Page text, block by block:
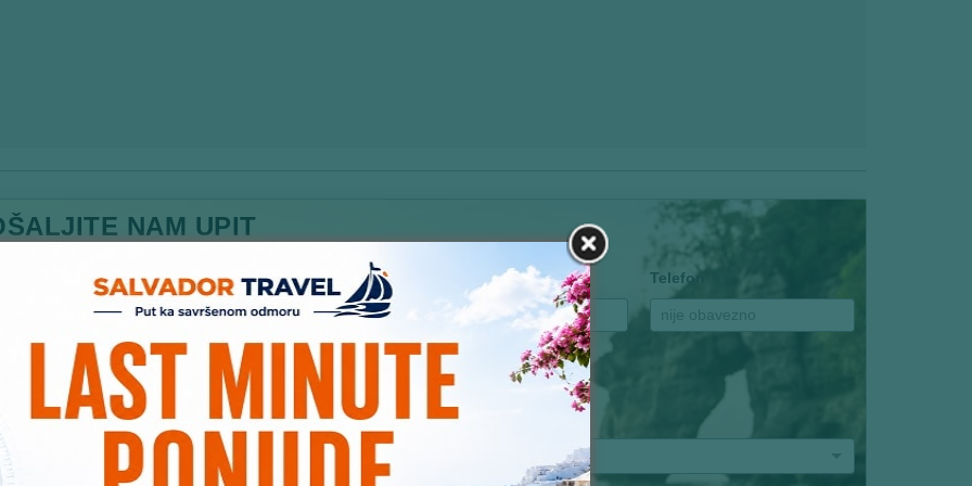
NAM UPIT
datum polaska* Smeštaj / Destinacija Telefon
odraslih putnika*
broj putnika
Broj dece
Izaberi broj dece
broj noćenja*